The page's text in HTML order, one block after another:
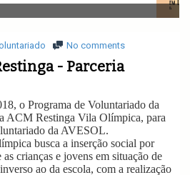
v
i
a
i
No comments
- Parceria
o Programa de Voluntariado da
ACM Restinga Vila Olímpica, para
da AVESOL.
busca a inserção social por
crianças e jovens em situação de
ao da escola, com a realização